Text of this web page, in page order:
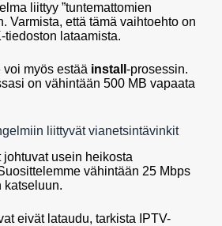
liittyy ”tuntemattomien
Varmista, että tämä vaihtoehto on
tiedoston lataamista.
myös estää install -prosessin.
on vähintään 500 MB vapaata
liittyvät vianetsintävinkit
usein heikosta
vähintään 25 Mbps
katseluun.
eivät lataudu, tarkista IPTV-